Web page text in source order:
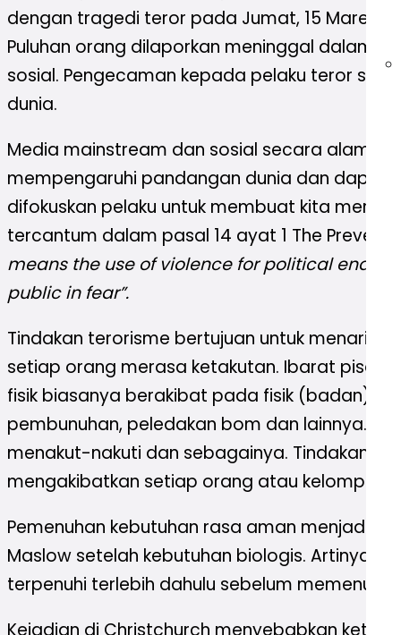
dengan tragedi teror pada Jumat, 15 Maret
Puluhan orang dilaporkan meninggal dalam
sosial. Pengecaman kepada pelaku teror
dunia.
Media mainstream dan sosial secara
mempengaruhi pandangan dunia dan dapat
difokuskan pelaku untuk membuat kita
tercantum dalam pasal 14 ayat 1 The
means the use of violence for political ends
public in fear”.
Tindakan terorisme bertujuan untuk menarik
setiap orang merasa ketakutan. Ibarat pisau
fisik biasanya berakibat pada fisik (badan)
pembunuhan, peledakan bom dan lainnya.
menakut-nakuti dan sebagainya. Tindakan
mengakibatkan setiap orang atau kelompok
Pemenuhan kebutuhan rasa aman menjadi
Maslow setelah kebutuhan biologis. Artinya
terpenuhi terlebih dahulu sebelum memenuhi
Kejadian di Christchurch menyebabkan